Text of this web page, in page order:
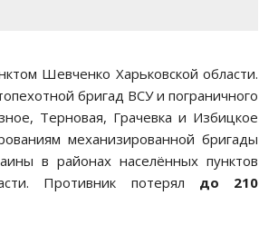
Шевченко Харьковской области.
бригад ВСУ и пограничного
Терновая, Грачевка и Избицкое
механизированной бригады
в районах населённых пунктов
Противник потерял до 210